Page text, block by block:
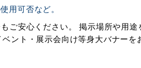
用可否など。
ご安心ください。 掲示場所や用途
ント・展示会向け等身大バナーを